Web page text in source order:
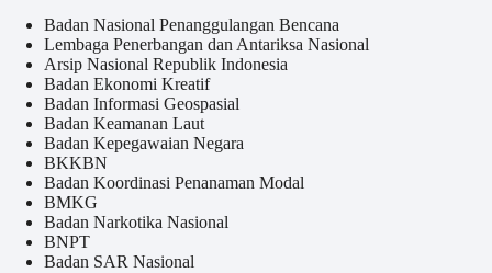
Badan Nasional Penanggulangan Bencana
Lembaga Penerbangan dan Antariksa Nasional
Arsip Nasional Republik Indonesia
Badan Ekonomi Kreatif
Badan Informasi Geospasial
Badan Keamanan Laut
Badan Kepegawaian Negara
BKKBN
Badan Koordinasi Penanaman Modal
BMKG
Badan Narkotika Nasional
BNPT
Badan SAR Nasional